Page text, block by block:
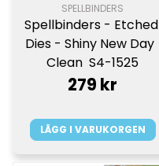
SPELLBINDERS
Spellbinders - Etched
Dies - Shiny New Day
Clean  S4-1525
279 kr
LÄGG I VARUKORGEN